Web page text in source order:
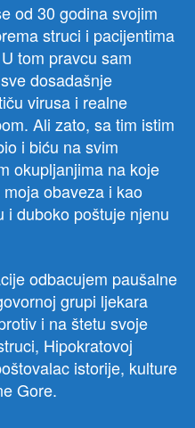
od 30 godina svojim
struci i pacijentima
tom pravcu sam
dosadašnje
virusa i realne
Ali zato, sa tim istim
i biću na svim
okupljanjima na koje
obaveza i kao
i duboko poštuje njenu
odbacujem paušalne
grupi ljekara
i na štetu svoje
Hipokratovoj
istorije, kulture
Gore.